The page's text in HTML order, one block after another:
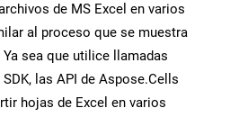
de MS Excel en varios
al proceso que se muestra
sea que utilice llamadas
las API de Aspose.Cells
hojas de Excel en varios